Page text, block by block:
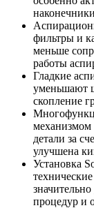
фильтры и
меньше
работы
Гладкие
уменьшают
скопление
механизмом
детали за
улучшена
Установка
процедур и